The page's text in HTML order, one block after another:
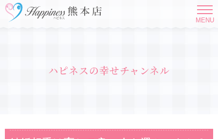
MENU
ハピネスの幸せチャンネル